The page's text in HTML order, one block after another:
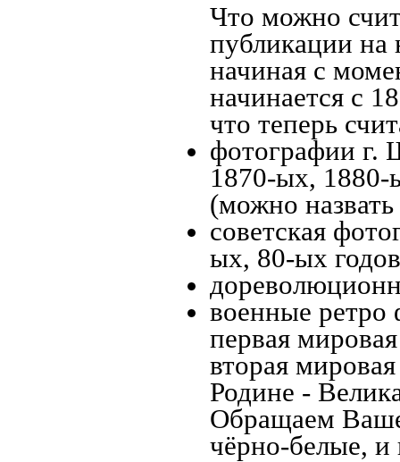
Что можно
публикации
начиная c
начинается с
что теперь
фотографии г.
1870-ых, 1880-
(можно
советская
ых, 80-ых
военные ретро
первая
вторая
Родине -
Обращаем
чёрно-белые, и